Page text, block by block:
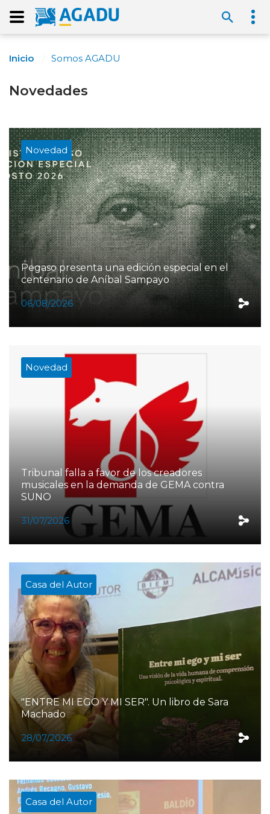
Inicio Somos AGADU
Novedades
Novedad
Pegaso presenta una edición especial en el
centenario de Aníbal Sampayo
06/08/2026
Novedad
Tribunal falla a favor de los creadores
musicales en la demanda de GEMA contra
SUNO
31/07/2026
Casa del Autor
"ENTRE MI EGO Y MI SER". Un libro de Sara
Machado
28/07/2026
Casa del Autor